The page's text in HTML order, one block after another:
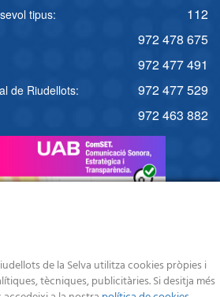
tipus: 112
972 478 675
972 477 491
de Riudellots: 972 477 529
972 463 882
de la Selva utilitza cookies pròpies i
tècniques, publicitàries. Si desitja més